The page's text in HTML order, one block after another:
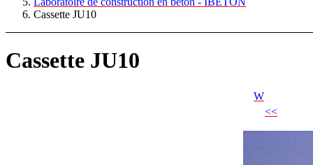
Cassette JU10
Cassette JU10
W
<<